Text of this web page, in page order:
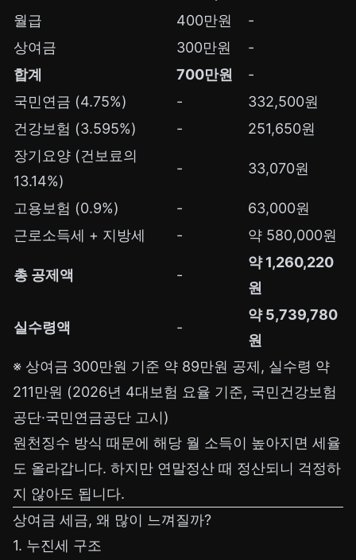
월급
400만원
-
상여금
300만원
-
합계
700만원
-
국민연금 (4.75%)
-
332,500원
건강보험 (3.595%)
-
251,650원
장기요양 (건보료의
13.14%)
- 33,070원
고용보험 (0.9%) -
63,000원
근로소득세 + 지방세
- 약 580,000원
총 공제액 -
약 1,260,220
원
실수령액 -
약 5,739,780
원
※ 상여금 300만원 기준 약 89만원 공제, 실수령 약
211만원 (2026년 4대보험 요율 기준, 국민건강보험
공단·국민연금공단 고시)
원천징수 방식 때문에 해당 월 소득이 높아지면 세율
도 올라갑니다. 하지만 연말정산 때 정산되니 걱정하
지 않아도 됩니다.
상여금 세금, 왜 많이 느껴질까?
1. 누진세 구조